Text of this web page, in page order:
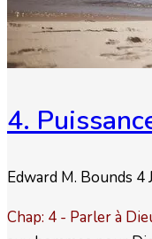
4.
Edward M. Bounds 4
Chap: 4 - Parler à